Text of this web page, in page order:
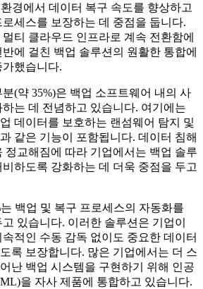
경에서 데이터 복구 속도를 향상하고
세스를 보장하는 데 중점을 둡니다.
티 클라우드 인프라로 계속 전환함에
에 걸친 백업 솔루션의 원활한 통합에
했습니다.
(약 35%)은 백업 소프트웨어 내의 사
는 데 전념하고 있습니다. 여기에는
데이터를 보호하는 랜섬웨어 탐지 및
같은 기능이 포함됩니다. 데이터 침해
정교해짐에 따라 기업에서는 백업 솔루
하도록 강화하는 데 더욱 중점을 두고
백업 및 복구 프로세스의 자동화를
있습니다. 이러한 솔루션은 기업이
적인 수동 감독 없이도 중요한 데이터
록 보장합니다. 많은 기업에서는 더 스
난 백업 시스템을 구현하기 위해 인공
을 자사 제품에 통합하고 있습니다.